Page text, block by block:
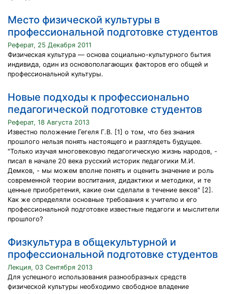
Место физической культуры в
профессиональной подготовке студентов
Реферат, 25 Декабря 2011
Физическая культура — основа социально-культурного бытия
индивида, один из основополагающих факторов его общей и
профессиональной культуры.
Новые подходы к профессионально
педагогической подготовке студентов
Реферат, 18 Августа 2013
Известно положение Гегеля Г.В. [1] о том, что без знания
прошлого нельзя понять настоящего и разглядеть будущее.
"Только изучая многовековую педагогическую жизнь народов, -
писал в начале 20 века русский историк педагогики М.И.
Демков, - мы можем вполне понять и оценить значение и роль
современной теории воспитания, дидактики и методики, и те
ценные приобретения, какие они сделали в течение веков" [2].
Как же определяли основные требования к учителю и его
профессиональной подготовке известные педагоги и мыслители
прошлого?
Физкультура в общекультурной и
профессиональной подготовке студентов
Лекция, 03 Сентября 2013
Для успешного использования разнообразных средств
физической культуры необходимо свободное владение